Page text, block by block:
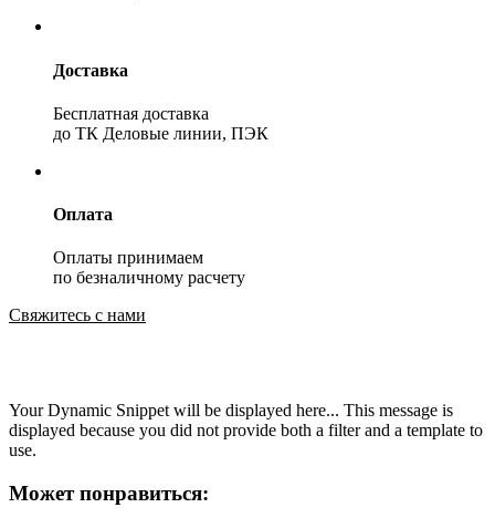
Доставка
Бесплатная доставка
до ТК Деловые линии, ПЭК
Оплата
Оплаты принимаем
по безналичному расчету
Свяжитесь с нами
Your Dynamic Snippet will be displayed here... This message is
displayed because you did not provide both a filter and a template to
use.
Может понравиться: